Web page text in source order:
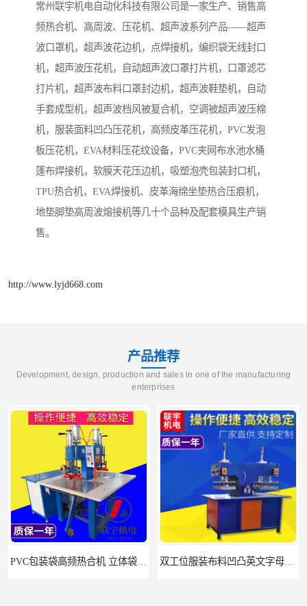
常州联宇机电自动化科技有限公司是一家生产、销售高
频热合机、高周波、压花机、超声波系列产品——超声
波口罩机，超声波花边机，点焊接机，编织袋无线封口
机，超声波压花机，自动超声波口罩打片机，口罩滤芯
打片机，超声波布料口罩封边机，超声波鞋垫机，自动
手套成型机，超声波档风被复合机，空调被超声波压棉
机，服装面料凹凸压花机，高频皮革压花机，PVC发泡
板压花机，EVA材料压花纹设备，PVC夹网布水池水桶
篷布焊接机，软膜天花压边机，吸塑泡壳包装封口机，
TPU热合机，EVA焊接机、皮革海绵坐垫热合压痕机，
地垫脚垫高周波熔接机等几十个品种及配套模具生产销
售。
http://www.lyjd668.com
产品推荐
Development, design, production and sales in one of the manufacturing
enterprises
双工位服装布料凹凸英文字母压字机找联宇制造厂